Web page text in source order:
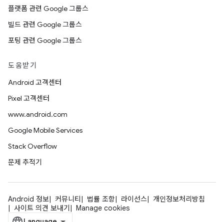
플랫폼 관련 Google 그룹스
빌드 관련 Google 그룹스
포팅 관련 Google 그룹스
도움받기
Android 고객센터
Pixel 고객센터
www.android.com
Google Mobile Services
Stack Overflow
문제 추적기
Android 정보 커뮤니티 법률 조항 라이선스
개인정보처리방침
사이트 의견 보내기
Manage cookies